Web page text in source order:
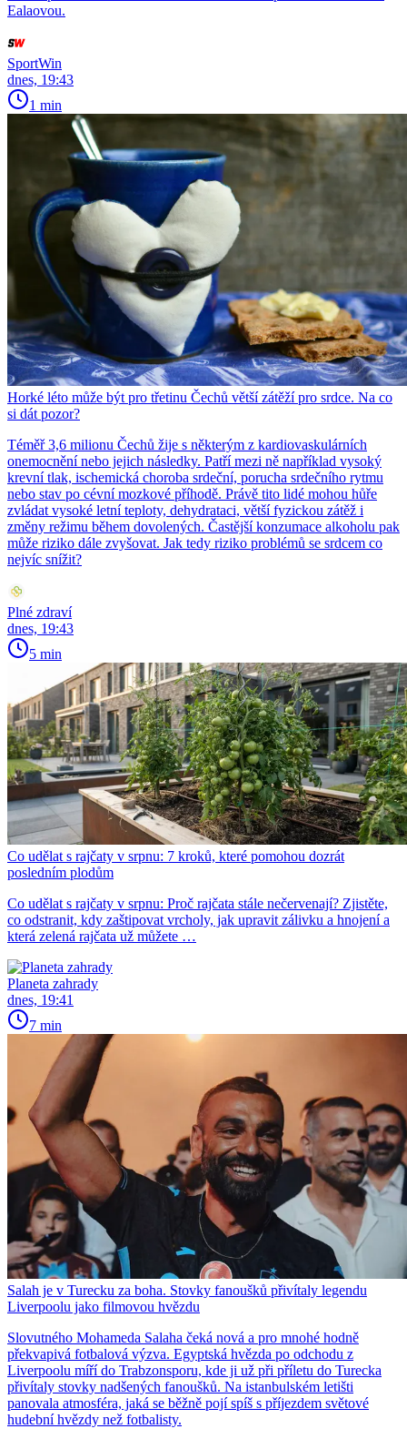
Ealaovou.
SportWin
dnes, 19:43
1 min
Horké léto může být pro třetinu Čechů větší zátěží pro srdce. Na co
si dát pozor?
Téměř 3,6 milionu Čechů žije s některým z kardiovaskulárních
onemocnění nebo jejich následky. Patří mezi ně například vysoký
krevní tlak, ischemická choroba srdeční, porucha srdečního rytmu
nebo stav po cévní mozkové příhodě. Právě tito lidé mohou hůře
zvládat vysoké letní teploty, dehydrataci, větší fyzickou zátěž i
změny režimu během dovolených. Častější konzumace alkoholu pak
může riziko dále zvyšovat. Jak tedy riziko problémů se srdcem co
nejvíc snížit?
Plné zdraví
dnes, 19:43
5 min
Co udělat s rajčaty v srpnu: 7 kroků, které pomohou dozrát
posledním plodům
Co udělat s rajčaty v srpnu: Proč rajčata stále nečervenají? Zjistěte,
co odstranit, kdy zaštipovat vrcholy, jak upravit zálivku a hnojení a
která zelená rajčata už můžete …
Planeta zahrady
dnes, 19:41
7 min
Salah je v Turecku za boha. Stovky fanoušků přivítaly legendu
Liverpoolu jako filmovou hvězdu
Slovutného Mohameda Salaha čeká nová a pro mnohé hodně
překvapivá fotbalová výzva. Egyptská hvězda po odchodu z
Liverpoolu míří do Trabzonsporu, kde ji už při příletu do Turecka
přivítaly stovky nadšených fanoušků. Na istanbulském letišti
panovala atmosféra, jaká se běžně pojí spíš s příjezdem světové
hudební hvězdy než fotbalisty.